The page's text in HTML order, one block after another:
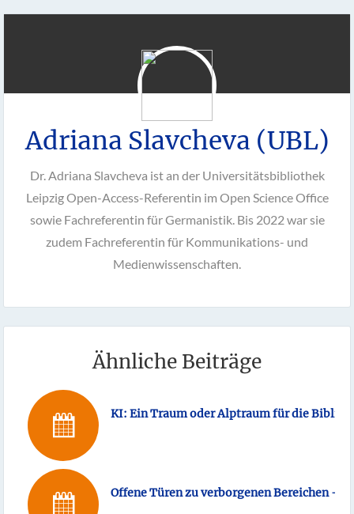
Adriana Slavcheva (UBL)
Dr. Adriana Slavcheva ist an der Universitätsbibliothek
Leipzig Open-Access-Referentin im Open Science Office
sowie Fachreferentin für Germanistik. Bis 2022 war sie
zudem Fachreferentin für Kommunikations- und
Medienwissenschaften.
Ähnliche Beiträge
KI: Ein Traum oder Alptraum für die
Offene Türen zu verborgenen Bereichen –